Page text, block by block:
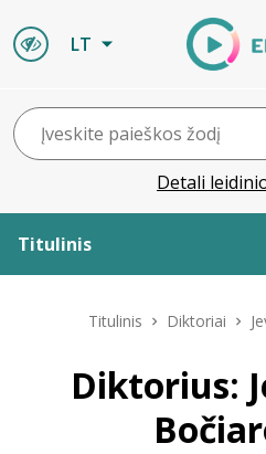
LT
Detali
Titulinis
Leidiniai
Titulinis Diktoriai
Diktorius: